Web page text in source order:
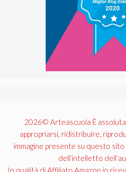
2026© Arteascuola È
appropriarsi, ridistribuire,
immagine presente su questo
dell’intelletto
In qualità di Affiliato Amazon io